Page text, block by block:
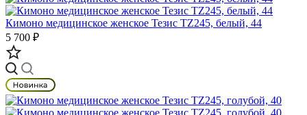
Кимоно медицинское женское Тезис TZ245, белый, 44
5 700 ₽